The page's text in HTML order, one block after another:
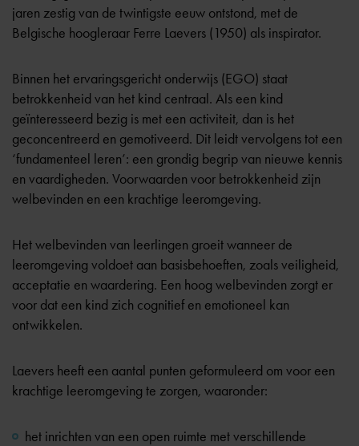
jaren zestig van de twintigste eeuw ontstond, met de
Belgische hoogleraar Ferre Laevers (1950) als inspirator.
Binnen het ervaringsgericht onderwijs (EGO) staat
betrokkenheid van het kind centraal. Als een kind
geïnteresseerd bezig is met een activiteit, dan is het
geconcentreerd en gemotiveerd. Dit leidt vervolgens tot een
‘fundamenteel leren’: een grondig begrip van nieuwe kennis
en vaardigheden. Voorwaarden voor betrokkenheid zijn
welbevinden en een krachtige leeromgeving.
Het welbevinden van leerlingen groeit wanneer de
leeromgeving voldoet aan basisbehoeften, zoals veiligheid,
acceptatie en waardering. Een hoog welbevinden zorgt er
voor dat een kind zich cognitief en emotioneel kan
ontwikkelen.
Laevers heeft een aantal punten geformuleerd om voor een
krachtige leeromgeving te zorgen, waaronder:
het inrichten van een open ruimte met verschillende